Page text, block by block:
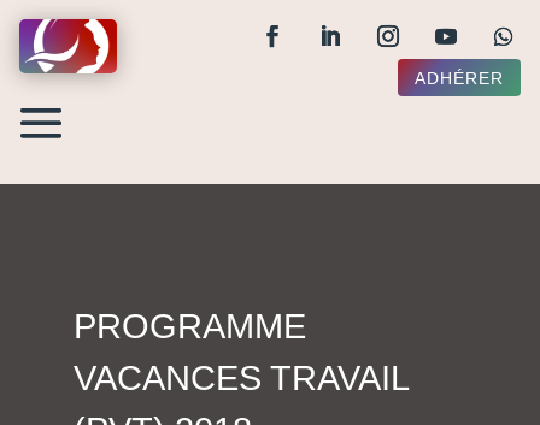
ADHÉRER
PROGRAMME
VACANCES TRAVAIL